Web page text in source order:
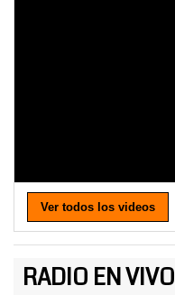
Ver todos los videos
RADIO EN VIVO